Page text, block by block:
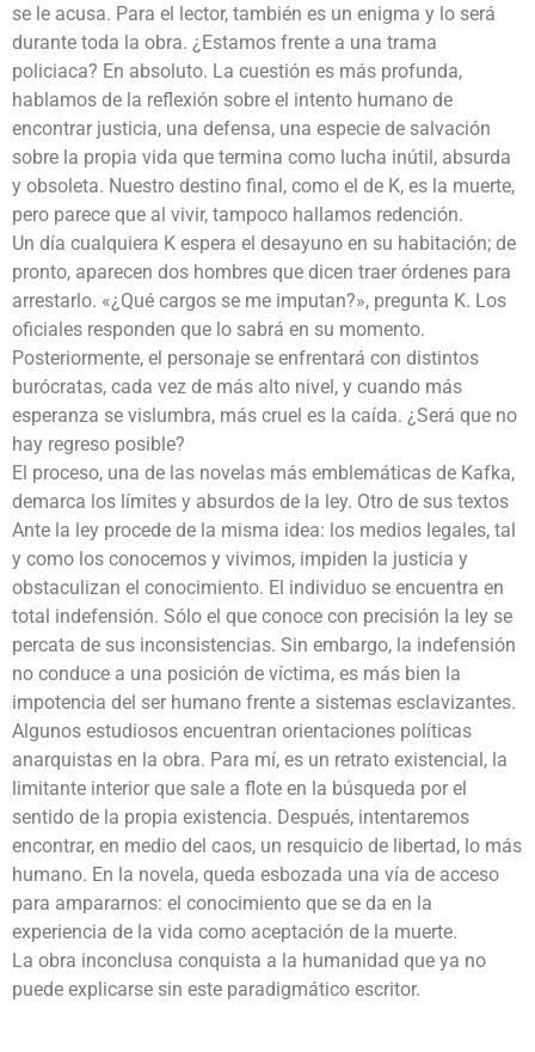
se le acusa. Para el lector, también es un enigma y lo será
durante toda la obra. ¿Estamos frente a una trama
policiaca? En absoluto. La cuestión es más profunda,
hablamos de la reflexión sobre el intento humano de
encontrar justicia, una defensa, una especie de salvación
sobre la propia vida que termina como lucha inútil, absurda
y obsoleta. Nuestro destino final, como el de K, es la muerte,
pero parece que al vivir, tampoco hallamos redención.
Un día cualquiera K espera el desayuno en su habitación; de
pronto, aparecen dos hombres que dicen traer órdenes para
arrestarlo. «¿Qué cargos se me imputan?», pregunta K. Los
oficiales responden que lo sabrá en su momento.
Posteriormente, el personaje se enfrentará con distintos
burócratas, cada vez de más alto nivel, y cuando más
esperanza se vislumbra, más cruel es la caída. ¿Será que no
hay regreso posible?
El proceso, una de las novelas más emblemáticas de Kafka,
demarca los límites y absurdos de la ley. Otro de sus textos
Ante la ley procede de la misma idea: los medios legales, tal
y como los conocemos y vivimos, impiden la justicia y
obstaculizan el conocimiento. El individuo se encuentra en
total indefensión. Sólo el que conoce con precisión la ley se
percata de sus inconsistencias. Sin embargo, la indefensión
no conduce a una posición de víctima, es más bien la
impotencia del ser humano frente a sistemas esclavizantes.
Algunos estudiosos encuentran orientaciones políticas
anarquistas en la obra. Para mí, es un retrato existencial, la
limitante interior que sale a flote en la búsqueda por el
sentido de la propia existencia. Después, intentaremos
encontrar, en medio del caos, un resquicio de libertad, lo más
humano. En la novela, queda esbozada una vía de acceso
para ampararnos: el conocimiento que se da en la
experiencia de la vida como aceptación de la muerte.
La obra inconclusa conquista a la humanidad que ya no
puede explicarse sin este paradigmático escritor.